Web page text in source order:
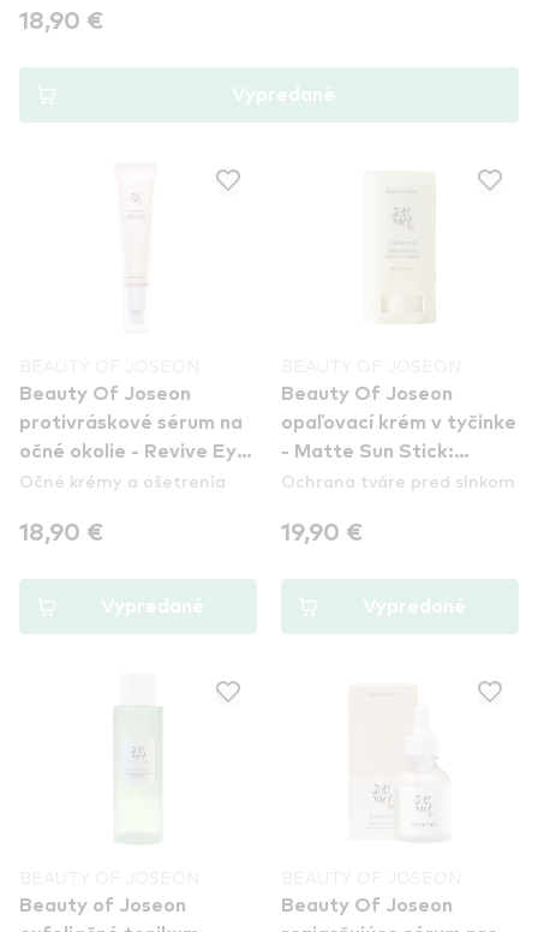
18,90 €
Vypredané
Beauty Of Joseon
protivráskové sérum na
očné okolie - Revive Eye
Serum: Ginseng + Retinal
Očné krémy a ošetrenia
18,90 €
Vypredané
Beauty Of Joseon
opaľovací krém v tyčinke
- Matte Sun Stick:
Mugwort + Camelia
Ochrana tváre pred slnkom
19,90 €
Vypredané
Beauty of Joseon
Beauty Of Joseon